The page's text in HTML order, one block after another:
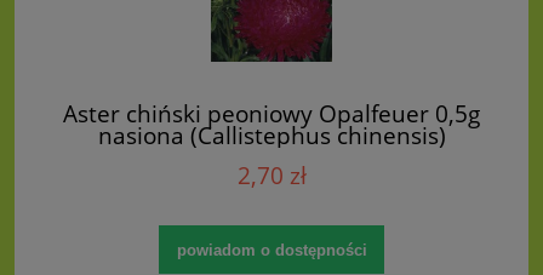
Aster chiński peoniowy Opalfeuer 0,5g
nasiona (Callistephus chinensis)
2,70 zł
powiadom o dostępności